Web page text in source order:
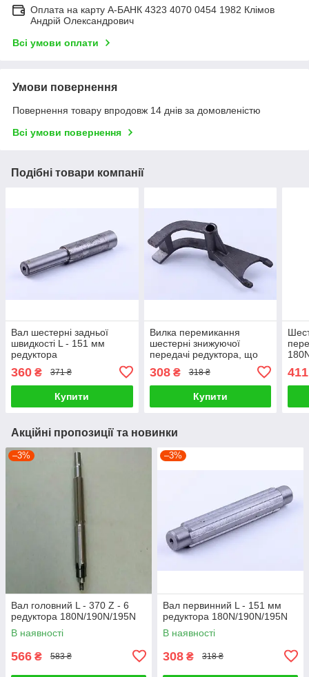
Оплата на карту А-БАНК 4323 4070 0454 1982 Клімов
Андрій Олександрович
Всі умови оплати
Умови повернення
Повернення товару впродовж 14 днів за домовленістю
Всі умови повернення
Подібні товари компанії
Вал шестерні задньої
швидкості L - 151 мм
редуктора
360 ₴ 371 ₴
Купити
Вилка перемикання
шестерні знижуючої
передачі редуктора, що
180N/190N/195N
308₴ 318 ₴
Купити
411
Акційні пропозиції та новинки
–3%
Вал головний L - 370 Z - 6
редуктора 180N/190N/195N
В наявності
566 ₴ 583 ₴
–3%
Вал первинний L - 151 мм
редуктора 180N/190N/195N
В наявності
308 ₴ 318 ₴